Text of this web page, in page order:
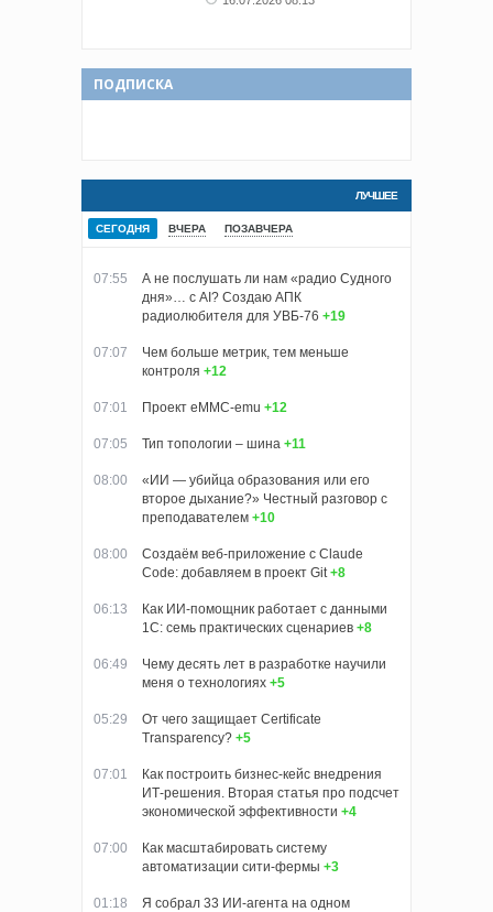
ПОДПИСКА
ЛУЧШЕЕ
СЕГОДНЯ ВЧЕРА ПОЗАВЧЕРА
07:55
А не послушать ли нам «радио Судного
дня»… с AI? Создаю АПК
радиолюбителя для УВБ-76 +19
07:07
Чем больше метрик, тем меньше
контроля +12
07:01 Проект eMMC-emu +12
07:05 Тип топологии – шина +11
08:00
«ИИ — убийца образования или его
второе дыхание?» Честный разговор с
преподавателем +10
08:00
Создаём веб-приложение с Claude
Code: добавляем в проект Git +8
06:13
Как ИИ-помощник работает с данными
1С: семь практических сценариев +8
06:49
Чему десять лет в разработке научили
меня о технологиях +5
05:29
От чего защищает Certificate
Transparency? +5
07:01
Как построить бизнес-кейс внедрения
ИТ-решения. Вторая статья про подсчет
экономической эффективности +4
07:00
Как масштабировать систему
автоматизации сити-фермы +3
01:18
Я собрал 33 ИИ-агента на одном